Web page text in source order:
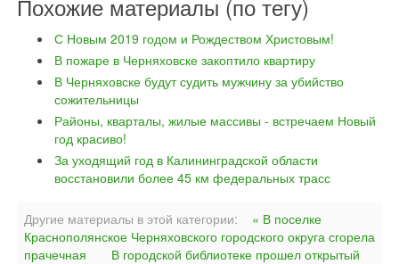
Похожие материалы (по тегу)
С Новым 2019 годом и Рождеством Христовым!
В пожаре в Черняховске закоптило квартиру
В Черняховске будут судить мужчину за убийство
сожительницы
Районы, кварталы, жилые массивы - встречаем Новый
год красиво!
За уходящий год в Калининградской области
восстановили более 45 км федеральных трасс
Другие материалы в этой категории:
« В поселке
Краснополянское Черняховского городского округа сгорела
прачечная
В городской библиотеке прошел открытый